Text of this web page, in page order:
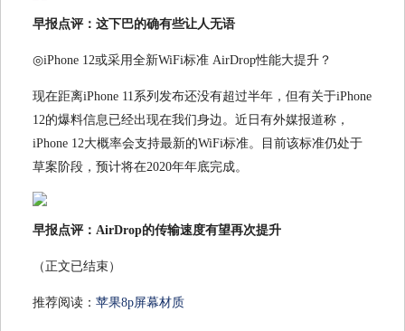
早报点评：这下巴的确有些让人无语
◎iPhone 12或采用全新WiFi标准 AirDrop性能大提升？
现在距离iPhone 11系列发布还没有超过半年，但有关于iPhone
12的爆料信息已经出现在我们身边。近日有外媒报道称，
iPhone 12大概率会支持最新的WiFi标准。目前该标准仍处于
草案阶段，预计将在2020年年底完成。
早报点评：AirDrop的传输速度有望再次提升
（正文已结束）
推荐阅读： 苹果8p屏幕材质